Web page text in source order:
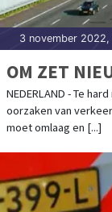
3 november 2022,
OM ZET
NEDERLAND - Te
oorzaken van
moet omlaag en [...]